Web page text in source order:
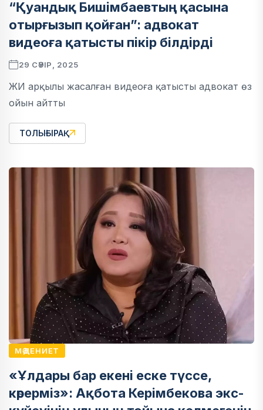
“Қуандық Бишімбаевтың қасына
отырғызып қойған”: адвокат
видеоға қатысты пікір білдірді
29 СӘУІР, 2025
ЖИ арқылы жасалған видеоға қатысты адвокат өз
ойын айтты
ТОЛЫҒЫРАҚ
МӘДЕНИЕТ
«Ұлдары бар екені еске түссе,
көрерміз»: Ақбота Керімбекова экс-